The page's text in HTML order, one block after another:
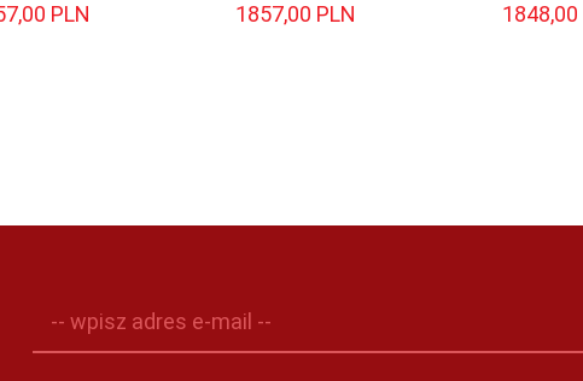
00 PLN 1857,00 PLN 1848,00
-- wpisz adres e-mail --